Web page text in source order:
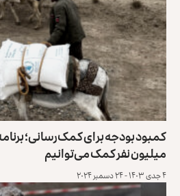
کمبود بودجه برای کمک‌رسانی؛
میلیون نفر کمک می‌توانیم
۴ جدی ۱۴۰۳ - ۲۴ دسمبر ۲۰۲۴